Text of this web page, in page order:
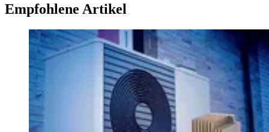
Empfohlene Artikel